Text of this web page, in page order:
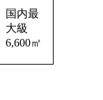
国内最
大級
6,600㎡